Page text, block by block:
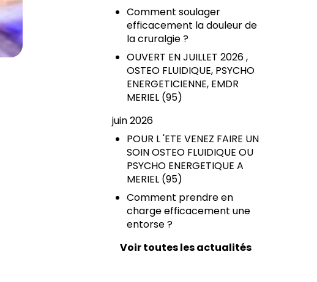
Comment soulager
efficacement la douleur de
la cruralgie ?
OUVERT EN JUILLET 2026 ,
OSTEO FLUIDIQUE, PSYCHO
ENERGETICIENNE, EMDR
MERIEL (95)
juin 2026
POUR L 'ETE VENEZ FAIRE UN
SOIN OSTEO FLUIDIQUE OU
PSYCHO ENERGETIQUE A
MERIEL (95)
Comment prendre en
charge efficacement une
entorse ?
Voir toutes les actualités